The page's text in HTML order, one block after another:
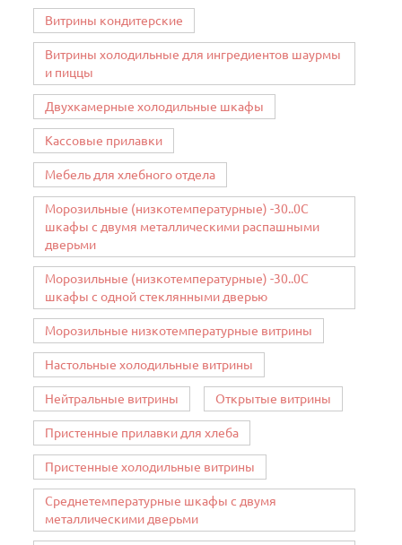
Витрины кондитерские
Витрины холодильные для ингредиентов шаурмы
и пиццы
Двухкамерные холодильные шкафы
Кассовые прилавки
Мебель для хлебного отдела
Морозильные (низкотемпературные) -30..0C
шкафы с двумя металлическими распашными
дверьми
Морозильные (низкотемпературные) -30..0C
шкафы с одной стеклянными дверью
Морозильные низкотемпературные витрины
Настольные холодильные витрины
Нейтральные витрины Открытые витрины
Пристенные прилавки для хлеба
Пристенные холодильные витрины
Среднетемпературные шкафы с двумя
металлическими дверьми